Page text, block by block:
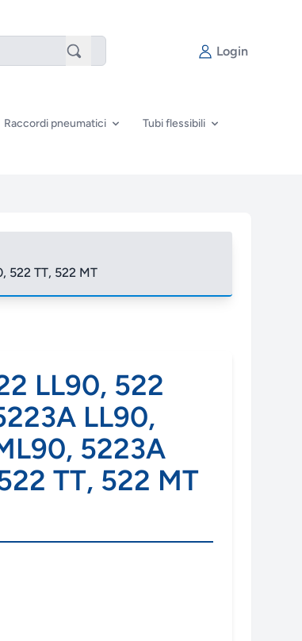
Login
Raccordi pneumatici Tubi flessibili
522 TT, 522 MT
LL90, 522
LL90,
5223A
TT, 522 MT